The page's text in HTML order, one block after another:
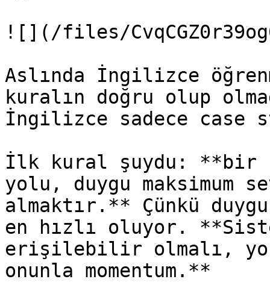
![](/files/
Aslında İngilizce
kuralın doğru olup
İngilizce sadece case
İlk kural şuydu: **bir
yolu, duygu maksimum
almaktır.** Çünkü duygu
en hızlı oluyor.
erişilebilir olmalı,
onunla momentum.**